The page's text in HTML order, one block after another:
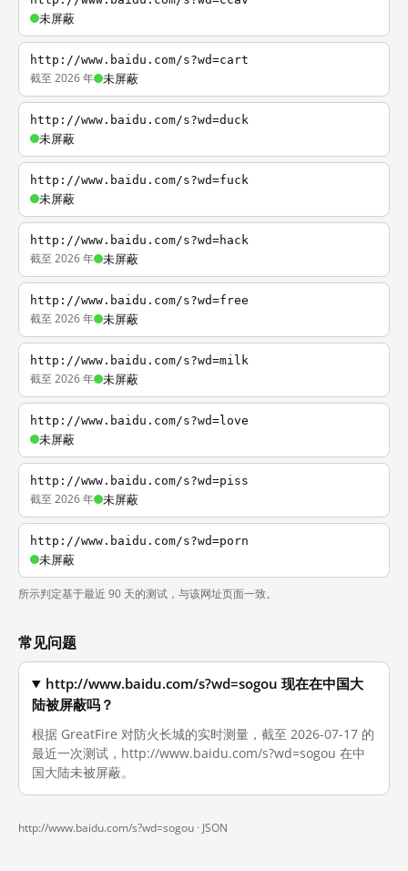
未屏蔽
http://www.baidu.com/s?wd=cart
截至 2026 年 未屏蔽
http://www.baidu.com/s?wd=duck
未屏蔽
http://www.baidu.com/s?wd=fuck
未屏蔽
http://www.baidu.com/s?wd=hack
截至 2026 年 未屏蔽
http://www.baidu.com/s?wd=free
截至 2026 年 未屏蔽
http://www.baidu.com/s?wd=milk
截至 2026 年 未屏蔽
http://www.baidu.com/s?wd=love
未屏蔽
http://www.baidu.com/s?wd=piss
截至 2026 年 未屏蔽
http://www.baidu.com/s?wd=porn
未屏蔽
所示判定基于最近 90 天的测试，与该网址页面一致。
常见问题
http://www.baidu.com/s?wd=sogou 现在在中国大
陆被屏蔽吗？
根据 GreatFire 对防火长城的实时测量，截至 2026-07-17 的
最近一次测试，http://www.baidu.com/s?wd=sogou 在中
国大陆未被屏蔽。
http://www.baidu.com/s?wd=sogou · JSON